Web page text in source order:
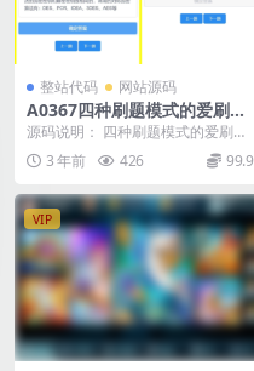
整站代码 网站源码
A0367四种刷题模式的爱刷题
无后端无数据库刷题应用网站
源码说明： 四种刷题模式的爱刷题
无后端无数据库刷题应用网站H5源
码。提供了简单轻...
3 年前 426 99.9
VIP